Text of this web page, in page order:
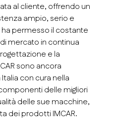
al cliente, offrendo un
ampio, serio e
permesso il costante
mercato in continua
e la
sono ancora
con cura nella
delle migliori
delle sue macchine,
dei prodotti IMCAR.